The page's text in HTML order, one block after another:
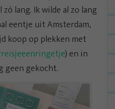
lang. Ik wilde al zo lang
eentje uit Amsterdam,
koop op plekken met
) en in
geen gekocht.